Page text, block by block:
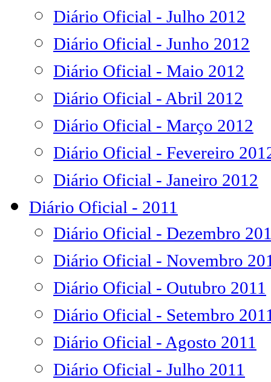
Diário Oficial - Julho 2012
Diário Oficial - Junho 2012
Diário Oficial - Maio 2012
Diário Oficial - Abril 2012
Diário Oficial - Março 2012
Diário Oficial - Fevereiro
Diário Oficial - Janeiro 2012
Diário Oficial - 2011
Diário Oficial - Dezembro
Diário Oficial - Novembro
Diário Oficial - Outubro 2011
Diário Oficial - Setembro
Diário Oficial - Agosto 2011
Diário Oficial - Julho 2011